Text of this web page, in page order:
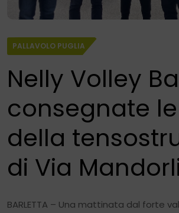
PALLAVOLO PUGLIA
Nelly Volley
consegnate
della
di Via
BARLETTA – Una mattinata dal forte